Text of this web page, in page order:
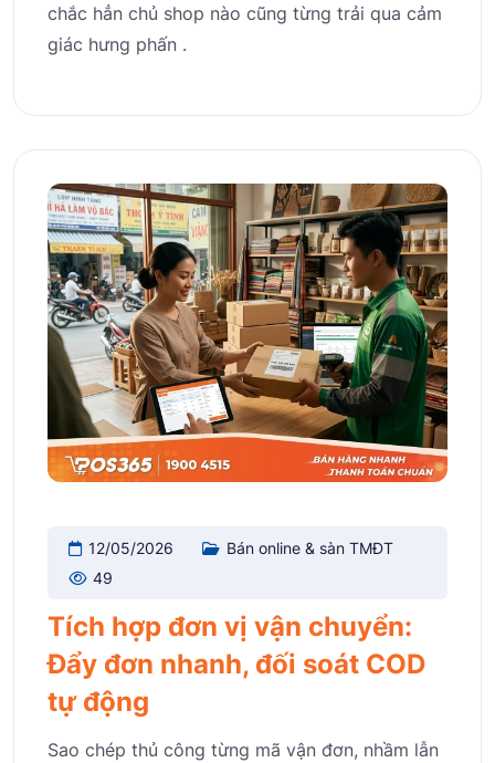
chắc hẳn chủ shop nào cũng từng trải qua cảm
giác hưng phấn .
12/05/2026
Bán online & sàn TMĐT
49
Tích hợp đơn vị vận chuyển:
Đẩy đơn nhanh, đối soát COD
tự động
Sao chép thủ công từng mã vận đơn, nhầm lẫn